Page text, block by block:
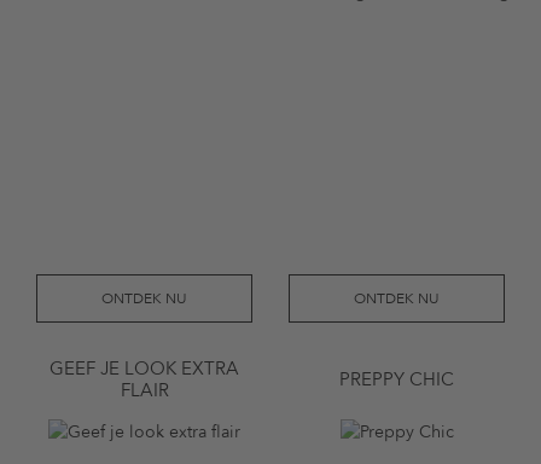
ONTDEK NU ONTDEK NU
GEEF JE LOOK EXTRA
FLAIR
PREPPY CHIC